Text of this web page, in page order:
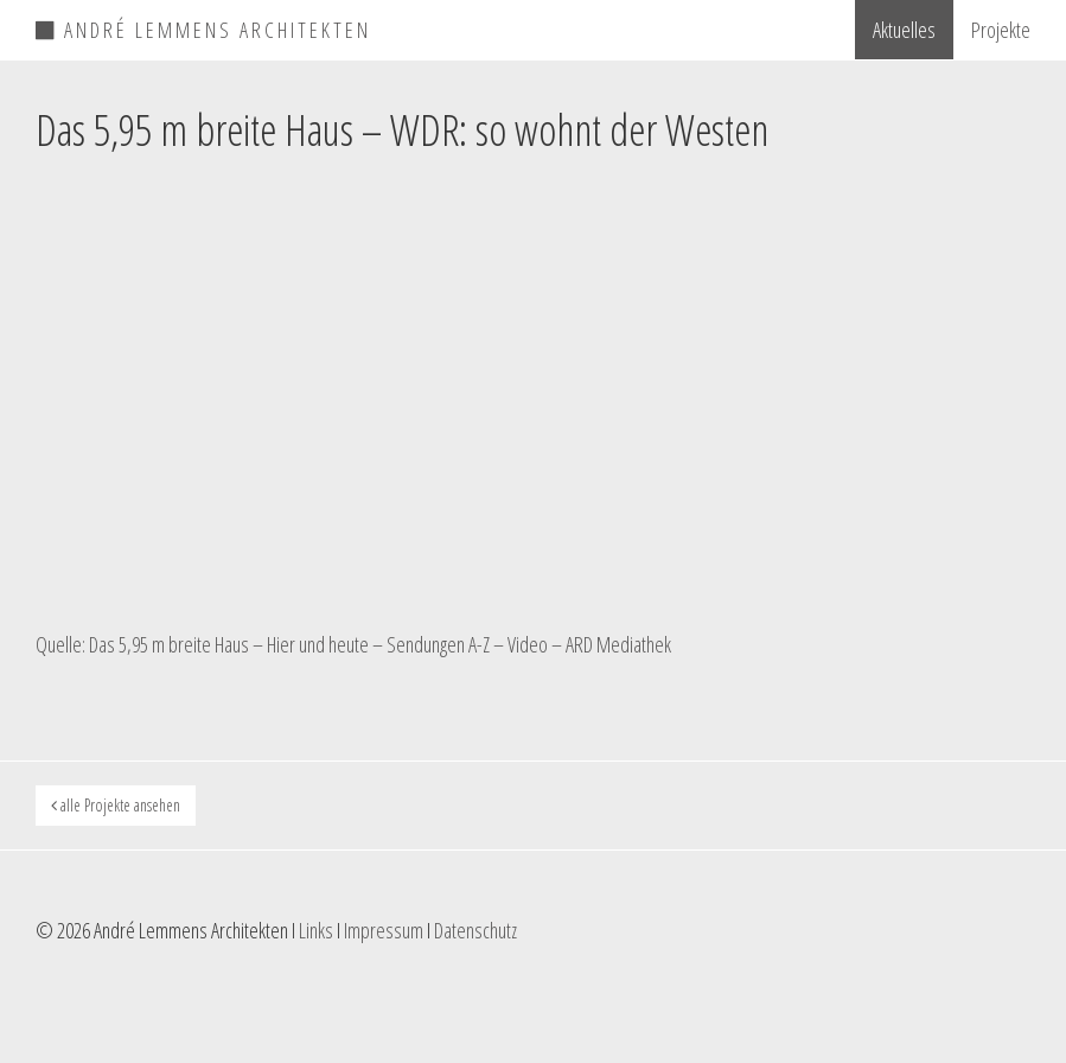
ANDRÉ LEMMENS ARCHITEKTEN Aktuelles Projekte
Das 5,95 m breite Haus – WDR: so wohnt der Westen
Quelle: Das 5,95 m breite Haus – Hier und heute – Sendungen A-Z – Video – ARD Mediathek
alle Projekte ansehen
© 2026 André Lemmens Architekten I Links I Impressum I Datenschutz